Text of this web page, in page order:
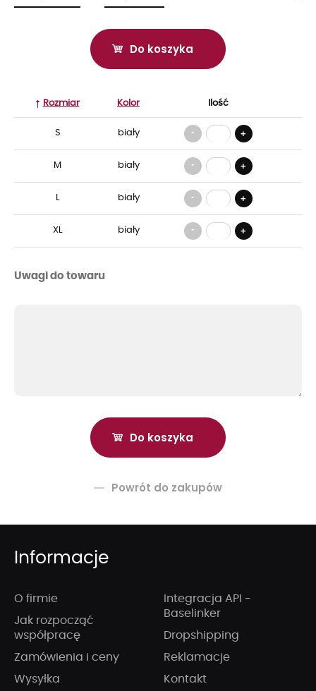
Do koszyka
Rozmiar Kolor Ilość
S biały - +
M biały - +
L biały - +
XL biały - +
Uwagi do towaru
Powrót do zakupów
Informacje
O firmie
Jak rozpocząć
współpracę
Zamówienia i ceny
Wysyłka
Integracja API -
Baselinker
Dropshipping
Reklamacje
Kontakt